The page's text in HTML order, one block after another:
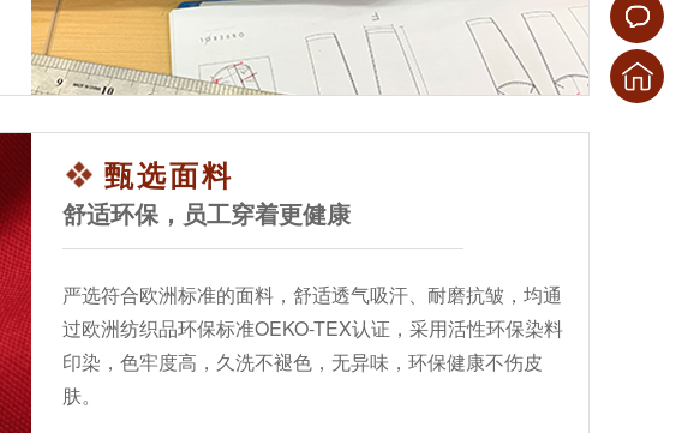
甄选面料
舒适环保，员工穿着更健康
严选符合欧洲标准的面料，舒适透气吸汗、耐磨抗皱，均通
过欧洲纺织品环保标准OEKO-TEX认证，采用活性环保染料
印染，色牢度高，久洗不褪色，无异味，环保健康不伤皮
肤。